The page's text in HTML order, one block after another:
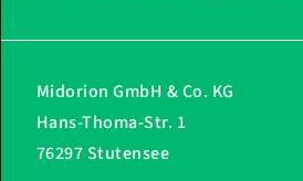
Midorion GmbH & Co. KG
Hans-Thoma-Str. 1
76297 Stutensee